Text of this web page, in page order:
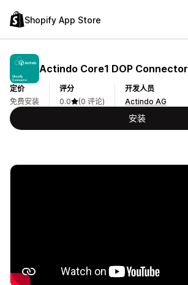
Shopify App Store
Actindo Core1 DOP Connector
定价
免费安装
评分
0.0
(0 评论)
开发人员
Actindo AG
安装